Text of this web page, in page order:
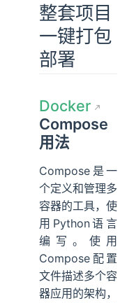
整套项目
一键打包
部署
Docker
Compose
用法
Compose是一
个定义和管理多
容器的工具，使
用Python语言
编写。使用
Compose配置
文件描述多个容
器应用的架构，